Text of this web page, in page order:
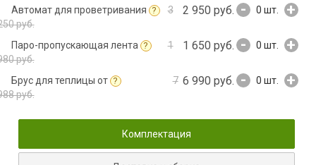
Автомат для проветривания ?
3
руб.
2 950 руб. - 0 шт. +
Паро-пропускающая лента ?
1
руб.
1 650 руб. - 0 шт. +
Брус для теплицы от ?
7
руб.
6 990 руб. - 0 шт. +
Комплектация